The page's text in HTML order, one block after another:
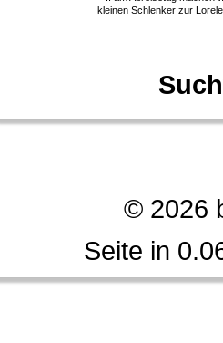
kleinen Schlenker zur
© 2026
Seite in